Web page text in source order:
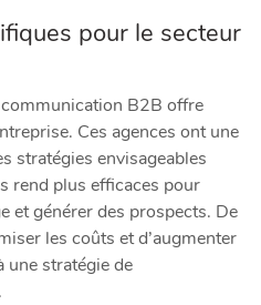
pour le secteur
communication B2B offre
Ces agences ont une
stratégies envisageables
rend plus efficaces pour
et générer des prospects. De
les coûts et d’augmenter
une stratégie de